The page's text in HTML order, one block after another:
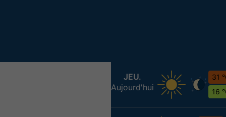
JEU.
Aujourd'hui
31
16